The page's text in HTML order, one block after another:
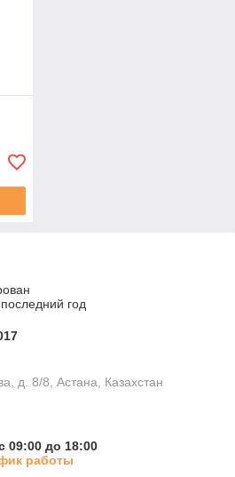
год
д. 8/8, Астана, Казахстан
09:00 до 18:00
работы